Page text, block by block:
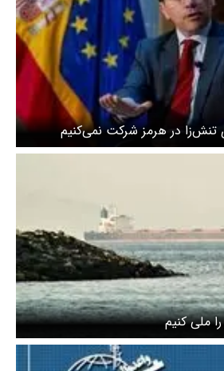
تنش‌زا در هرمز شرکت نمی‌کنیم
ملی کنیم